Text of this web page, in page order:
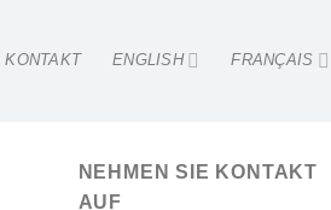
KONTAKT ENGLISH FRANÇAIS
NEHMEN SIE KONTAKT
AUF